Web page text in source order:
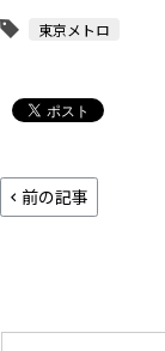
東京メトロ
前の記事